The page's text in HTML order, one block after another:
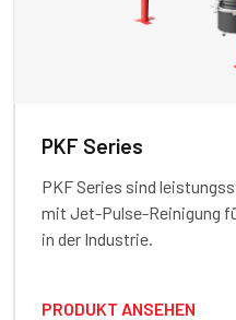
PKF Series
PKF Series sind
mit Jet-Pulse-Reinigung
in der Industrie.
PRODUKT ANSEHEN